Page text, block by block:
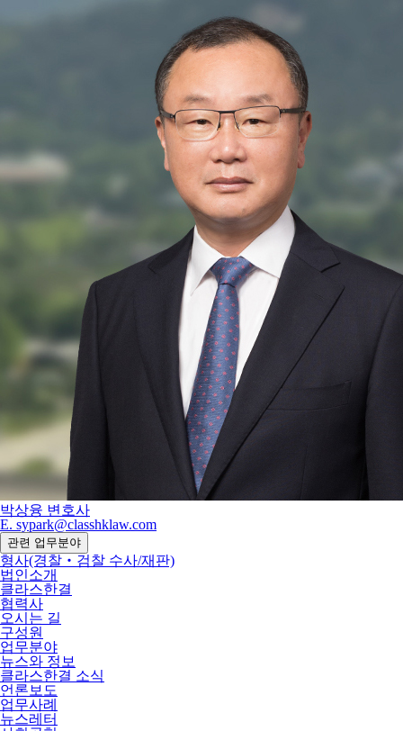
박상융 변호사
E. sypark@classhklaw.com
관련 업무분야
형사(경찰‧검찰 수사/재판)
법인소개
클라스한결
협력사
오시는 길
구성원
업무분야
뉴스와 정보
클라스한결 소식
언론보도
업무사례
뉴스레터